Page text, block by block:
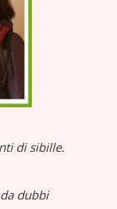
di sibille.
dubbi